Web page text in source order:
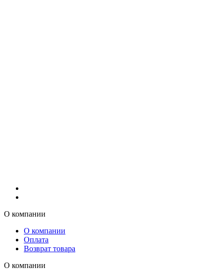
О компании
О компании
Оплата
Возврат товара
О компании